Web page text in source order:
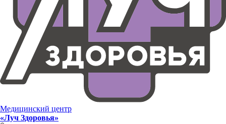
Медицинский центр
«Луч Здоровья»